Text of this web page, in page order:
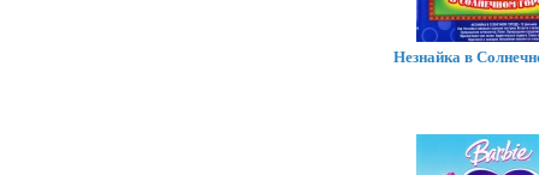
Незнайка в